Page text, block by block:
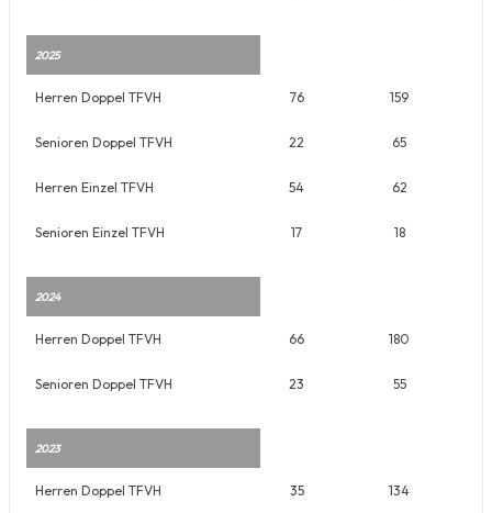
2025
Herren Doppel TFVH 76 159
Senioren Doppel TFVH 22 65
Herren Einzel TFVH 54 62
Senioren Einzel TFVH 17 18
2024
Herren Doppel TFVH 66 180
Senioren Doppel TFVH 23 55
2023
Herren Doppel TFVH 35 134